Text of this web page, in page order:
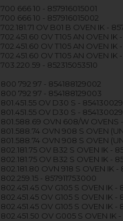
700 666 10 - 857916015001
700 666 10 - 857916015002
702.181.71 OV B01 B OVEN IK -
702.451.60 OV T105 AN OVEN IK -
702.451.60 OV T105 AN OVEN IK -
702.451.60 OV T105 AN OVEN IK
703.220.59 - 852315053510
800 792 97 - 854188129002
800 792 97 - 854188129003
801.451.55 OV D30 S -
801.451.55 OV D30 S -
801.588.69 OVN 608/W OVENS
801.588.74 OVN 908 S OVEN
801.588.74 OVN 908 S OVEN
802.181.75 OV B32 S OVEN IK -
802.181.75 OV B32 S OVEN IK -
802.181.80 OVN 918 S OVEN IK -
802.259.15 - 857911753000
802.451.45 OV G105 S OVEN IK -
802.451.45 OV G105 S OVEN IK -
802.451.45 OV G105 S OVEN IK -
802.451.50 OV G005 S OVEN IK -